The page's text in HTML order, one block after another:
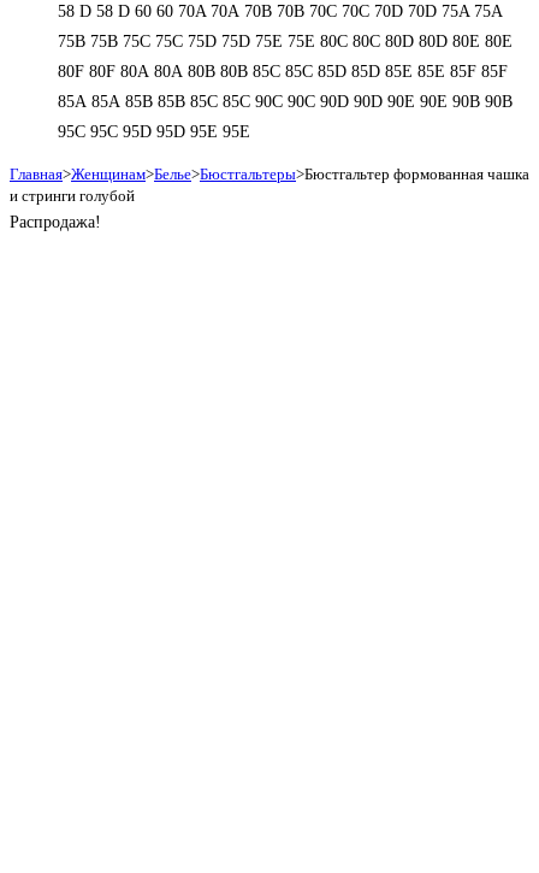
58 D 58 D 60 60 70A 70A 70B 70B 70C 70C 70D 70D 75A 75A
75B 75B 75C 75C 75D 75D 75E 75E 80C 80C 80D 80D 80E 80E
80F 80F 80А 80А 80В 80В 85C 85C 85D 85D 85E 85E 85F 85F
85А 85А 85В 85В 85С 85С 90C 90C 90D 90D 90E 90E 90В 90В
95C 95C 95D 95D 95E 95E
Главная>Женщинам>Белье>Бюстгальтеры>Бюстгальтер формованная чашка
и стринги голубой
Распродажа!